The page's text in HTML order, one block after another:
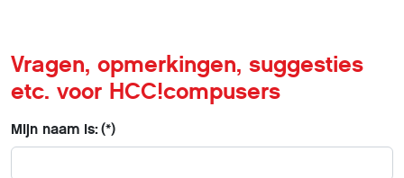
Vragen, opmerkingen, suggesties
etc. voor HCC!compusers
Mijn naam is:(*)